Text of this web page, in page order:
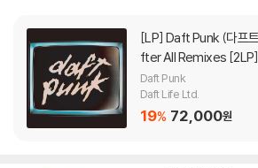
[LP]
fter All Remixes [2LP]
Daft Punk
Daft Life Ltd.
19% 72,000원